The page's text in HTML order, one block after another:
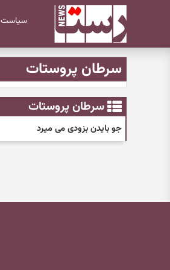
سیاست
سرطان پروستات
سرطان پروستات
جو بایدن بزودی می میرد